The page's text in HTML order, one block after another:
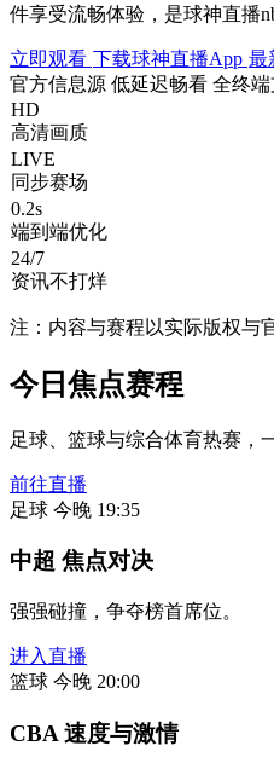
件享受流畅体验，是球神直播
立即观看 下载球神直播App 最
官方信息源 低延迟畅看 全终
HD
高清画质
LIVE
同步赛场
0.2s
端到端优化
24/7
资讯不打烊
注：内容与赛程以实际版权与
今日焦点赛程
足球、篮球与综合体育热赛，
前往直播
足球 今晚 19:35
中超 焦点对决
强强碰撞，争夺榜首席位。
进入直播
篮球 今晚 20:00
CBA 速度与激情